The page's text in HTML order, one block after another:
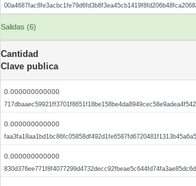
Salidas (6)
Cantidad
Clave publica
0.000000000000
0.000000000000
0.000000000000